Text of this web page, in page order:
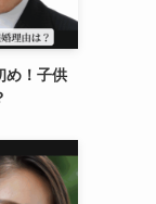
め！子供